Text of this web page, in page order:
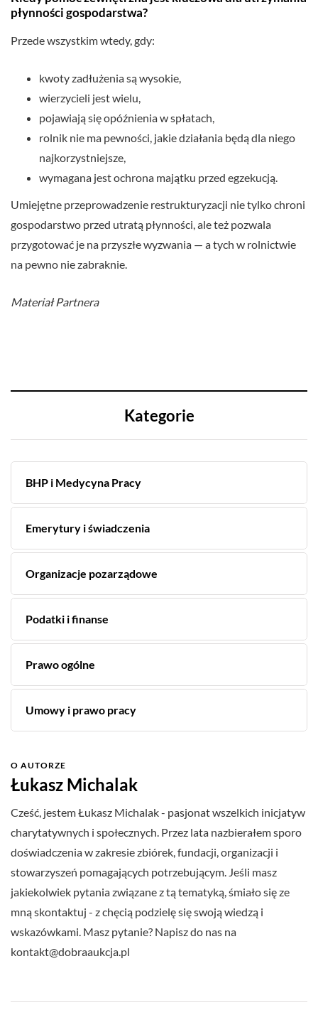
płynności gospodarstwa?
Przede wszystkim wtedy, gdy:
kwoty zadłużenia są wysokie,
wierzycieli jest wielu,
pojawiają się opóźnienia w spłatach,
rolnik nie ma pewności, jakie działania będą dla niego
najkorzystniejsze,
wymagana jest ochrona majątku przed egzekucją.
Umiejętne przeprowadzenie restrukturyzacji nie tylko chroni
gospodarstwo przed utratą płynności, ale też pozwala
przygotować je na przyszłe wyzwania — a tych w rolnictwie
na pewno nie zabraknie.
Materiał Partnera
Kategorie
BHP i Medycyna Pracy
Emerytury i świadczenia
Organizacje pozarządowe
Podatki i finanse
Prawo ogólne
Umowy i prawo pracy
O AUTORZE
Łukasz Michalak
Cześć, jestem Łukasz Michalak - pasjonat wszelkich inicjatyw
charytatywnych i społecznych. Przez lata nazbierałem sporo
doświadczenia w zakresie zbiórek, fundacji, organizacji i
stowarzyszeń pomagających potrzebującym. Jeśli masz
jakiekolwiek pytania związane z tą tematyką, śmiało się ze
mną skontaktuj - z chęcią podzielę się swoją wiedzą i
wskazówkami. Masz pytanie? Napisz do nas na
kontakt@dobraaukcja.pl